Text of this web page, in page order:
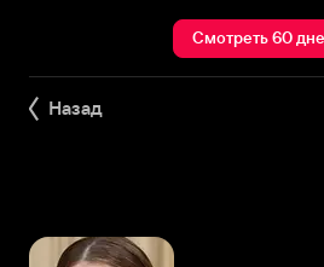
Смотреть 60
Назад